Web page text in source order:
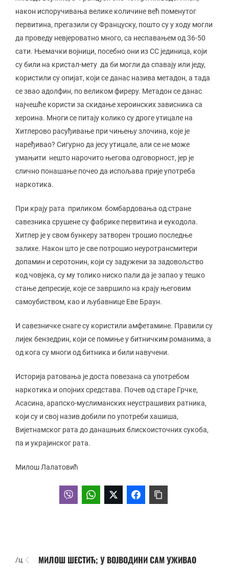
након испоручивања велике количине већ поменутог
первитина, прегазили су Француску, пошто су у ходу могли
да проведу невјероватно много, са неспавањем од 36-50
сати. Њемачки војници, посебно они из СС јединица, који
су били на кристал-мету да би могли да спавају или једу,
користили су опијат, који се данас назива метадон, а тада
се звао адолфин, по великом фиреру. Метадон се данас
најчешће користи за скидање хероинских зависника са
хероина. Многи се питају колико су дроге утицале на
Хитлерово расуђивање при чињењу злочина, које је
наређивао? Сигурно да јесу утицале, али се не може
умањити нешто нарочито његова одговорност, јер је
слично понашање почео да испољава прије употреба
наркотика.
При крају рата приликом бомбардовања од стране
савезника срушене су фабрике первитина и еукодола.
Хитлер је у свом бункеру затворен трошио последње
залихе. Након што је све потрошио неуротрансмитери
допамин и серотонин, који су задужени за задовољство
код човјека, су му толико ниско пали да је запао у тешко
стање депресије, које се завршило на крају његовим
самоубиством, као и љубавнице Еве Браун.
И савезничке снаге су користили амфетамине. Правили су
лијек бензедрин, који се помиње у битничким романима, а
од кога су многи од битника и били навучени.
Историја ратовања је доста повезана са употребом
наркотика и опојних средстава. Почев од старе Грчке,
Асасина, арапско-муслиманских неустрашивих ратника,
који су и свој назив добили по употреби хашиша,
Вијетнамског рата до данашњих блискоисточних сукоба,
па и украјинског рата.
Милош Лалатовић
/ц МИЛОШ ШЕСТИЋ; У ВОЈВОДИНИ САМ УЖИВАО